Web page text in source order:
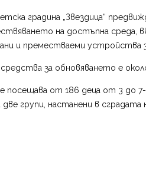
градина „Звездица“
на достъпна среда,
и преместваеми устройства
за обновяването е
посещава от 186 деца от 3 до
групи, настанени в сградата